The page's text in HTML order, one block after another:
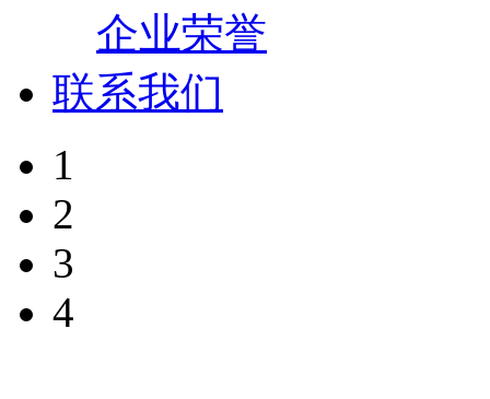
企业荣誉
联系我们
1
2
3
4